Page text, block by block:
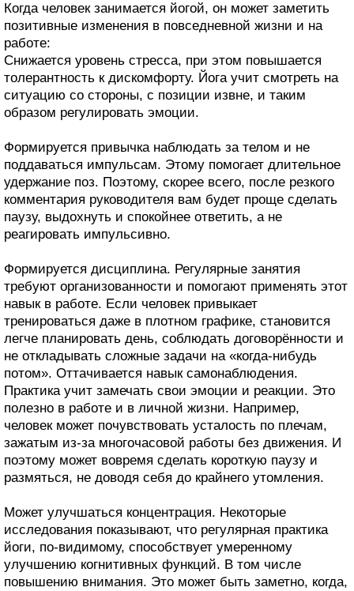
Когда человек занимается йогой, он может заметить
позитивные изменения в повседневной жизни и на
работе:
Снижается уровень стресса, при этом повышается
толерантность к дискомфорту. Йога учит смотреть на
ситуацию со стороны, с позиции извне, и таким
образом регулировать эмоции.
Формируется привычка наблюдать за телом и не
поддаваться импульсам. Этому помогает длительное
удержание поз. Поэтому, скорее всего, после резкого
комментария руководителя вам будет проще сделать
паузу, выдохнуть и спокойнее ответить, а не
реагировать импульсивно.
Формируется дисциплина. Регулярные занятия
требуют организованности и помогают применять этот
навык в работе. Если человек привыкает
тренироваться даже в плотном графике, становится
легче планировать день, соблюдать договорённости и
не откладывать сложные задачи на «когда-нибудь
потом». Оттачивается навык самонаблюдения.
Практика учит замечать свои эмоции и реакции. Это
полезно в работе и в личной жизни. Например,
человек может почувствовать усталость по плечам,
зажатым из-за многочасовой работы без движения. И
поэтому может вовремя сделать короткую паузу и
размяться, не доводя себя до крайнего утомления.
Может улучшаться концентрация. Некоторые
исследования показывают, что регулярная практика
йоги, по-видимому, способствует умеренному
улучшению когнитивных функций. В том числе
повышению внимания. Это может быть заметно, когда,